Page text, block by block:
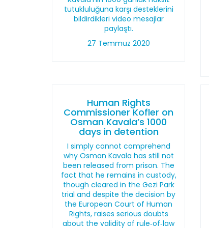
tutukluluğuna karşı desteklerini
bildirdikleri video mesajlar
paylaştı.
27 Temmuz 2020
Human Rights
Commissioner Kofler on
Osman Kavala’s 1000
days in detention
I simply cannot comprehend
why Osman Kavala has still not
been released from prison. The
fact that he remains in custody,
though cleared in the Gezi Park
trial and despite the decision by
the European Court of Human
Rights, raises serious doubts
about the validity of rule‑of‑law